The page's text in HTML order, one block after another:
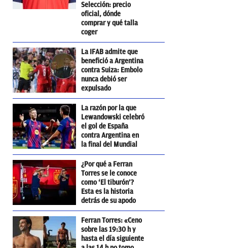
Selección: precio
oficial, dónde
comprar y qué talla
coger
La IFAB admite que
benefició a Argentina
contra Suiza: Embolo
nunca debió ser
expulsado
La razón por la que
Lewandowski celebró
el gol de España
contra Argentina en
la final del Mundial
¿Por qué a Ferran
Torres se le conoce
como ‘El tiburón’?
Esta es la historia
detrás de su apodo
Ferran Torres: «Ceno
sobre las 19:30 h y
hasta el día siguiente